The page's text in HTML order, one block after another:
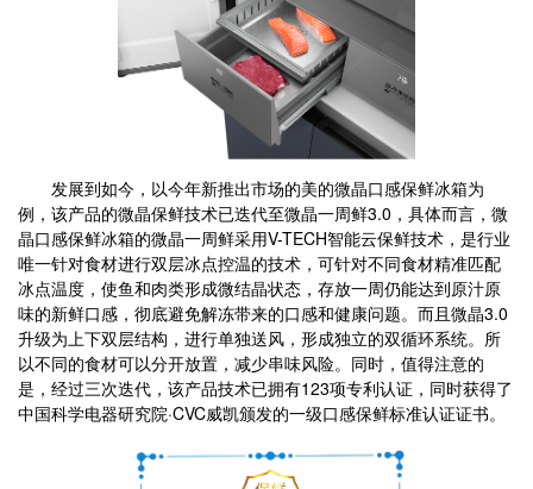
发展到如今，以今年新推出市场的美的微晶口感保鲜冰箱为
例，该产品的微晶保鲜技术已迭代至微晶一周鲜3.0，具体而言，微
晶口感保鲜冰箱的微晶一周鲜采用V-TECH智能云保鲜技术，是行业
唯一针对食材进行双层冰点控温的技术，可针对不同食材精准匹配
冰点温度，使鱼和肉类形成微结晶状态，存放一周仍能达到原汁原
味的新鲜口感，彻底避免解冻带来的口感和健康问题。而且微晶3.0
升级为上下双层结构，进行单独送风，形成独立的双循环系统。所
以不同的食材可以分开放置，减少串味风险。同时，值得注意的
是，经过三次迭代，该产品技术已拥有123项专利认证，同时获得了
中国科学电器研究院·CVC威凯颁发的一级口感保鲜标准认证证书。